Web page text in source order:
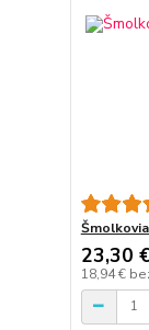
Šmolkovia
23,30
18,94 €